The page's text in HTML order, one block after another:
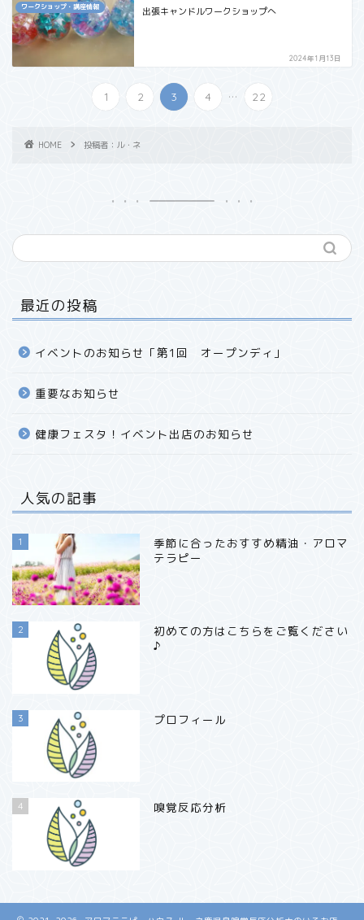
ワークショップ・講座情報 出張キャンドルワークショップへ
2024年1月13日
1 2 3 4 ... 22
HOME 投稿者：ル・ネ
最近の投稿
イベントのお知らせ「第1回 オープンディ」
重要なお知らせ
健康フェスタ！イベント出店のお知らせ
人気の記事
1
季節に合ったおすすめ精油・アロマ
テラピー
2
初めての方はこちらをご覧ください
♪
3 プロフィール
4 嗅覚反応分析